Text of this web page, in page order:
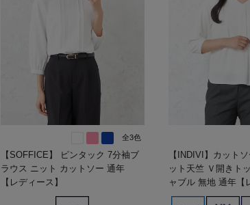
全3色
【SOFFICE】 ピンタック 7分袖ブ
ラウス ニット カットソー 通年
【レディース】
【INDIVI】カット
ット天竺 Ｖ開きト
ャブル 無地 通年【